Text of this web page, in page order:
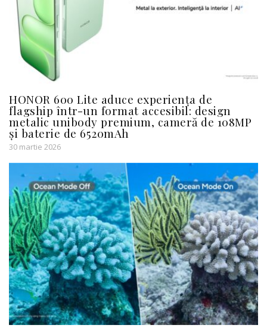
HONOR 600 Lite aduce experiența de
flagship într-un format accesibil: design
metalic unibody premium, cameră de 108MP
și baterie de 6520mAh
30 martie 2026